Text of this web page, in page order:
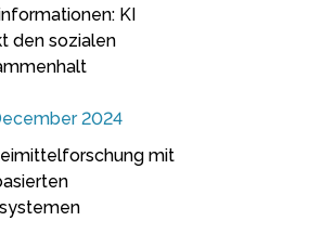
KI
den sozialen
2024
mit